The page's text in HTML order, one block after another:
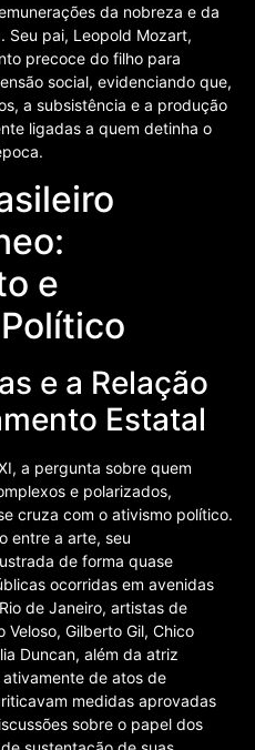
da nobreza e da
Seu pai, Leopold Mozart,
precoce do filho para
social, evidenciando que,
a subsistência e a produção
ligadas a quem detinha o
e
e a Relação
Estatal
a pergunta sobre quem
e polarizados,
cruza com o ativismo político.
entre a arte, seu
de forma quase
ocorridas em avenidas
de Janeiro, artistas de
Gilberto Gil, Chico
Duncan, além da atriz
de atos de
medidas aprovadas
sobre o papel dos